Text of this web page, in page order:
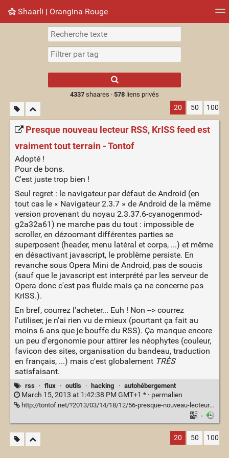
Shaarli ¦ Orangina Rouge
Nuage de tags Mur d'images
results.
4337shaares · 578liens privés
20 50 100
Presque nouveau lecteur RSS, KrISS feed est
vraiment tout terrain - Tontof
Adopté !
Pour de bons.
C'est juste trop bien !
Seul regret : le navigateur par défaut de Android (en
tout cas le « Navigateur 2.3.7 » de Android de la même
version provenant du noyau 2.3.37.6-cyanogenmod-
g2a32a61) ne marche pas du tout : impossible de
scroller, en dézoomant différentes parties se
superposent (header, menu latéral et corps, ...) et même
en désactivant javascript, le problème persiste. En
revanche sous Opera Mini de Android, pas de soucis
(sauf que le javascript est interprété par les serveur de
Opera donc c'est pas fluide mais ça ne concerne pas
KrISS.).
En bref, courrez l'acheter... Euh ! Non --> courrez
l'utiliser, je n'ai rien vu de mieux (pourtant ça fait au
moins 6 ans que je bouffe du RSS). Ça manque encore
un peu d'ergonomie pour attirer les néophytes (couleur,
favicon des sites, organisation du bandeau, traduction
en français, ...) mais c'est globalement TRÈS
satisfaisant.
rss · flux · outils · hacking · autohébergement
March 15, 2013 at 1:42:38 PM GMT+1 * · permalien
http://tontof.net/?2013/03/14/18/12/56-presque-nouveau-lecteur-rss-kriss-feed-est-vraiment-tout-terrain
·
20 50 100